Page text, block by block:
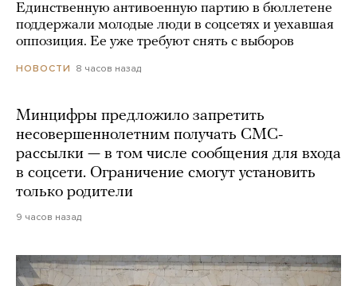
Единственную антивоенную партию в бюллетене
поддержали молодые люди в соцсетях и уехавшая
оппозиция. Ее уже требуют снять с выборов
НОВОСТИ 8 часов назад
Минцифры предложило запретить
несовершеннолетним получать СМС-
рассылки — в том числе сообщения для входа
в соцсети. Ограничение смогут установить
только родители
9 часов назад